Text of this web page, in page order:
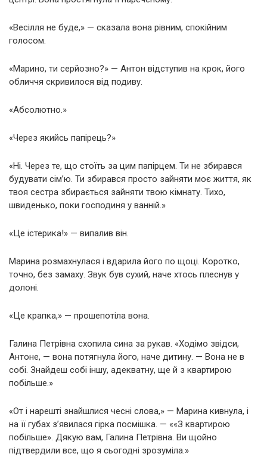
«Весілля не буде,» — сказала вона рівним, спокійним
голосом.
«Марино, ти серйозно?» — Антон відступив на крок, його
обличчя скривилося від подиву.
«Абсолютно.»
«Через якийсь папірець?»
«Ні. Через те, що стоїть за цим папірцем. Ти не збирався
будувати сім’ю. Ти збирався просто зайняти моє життя, як
твоя сестра збирається зайняти твою кімнату. Тихо,
швиденько, поки господиня у ванній.»
«Це істерика!» — випалив він.
Марина розмахнулася і вдарила його по щоці. Коротко,
точно, без замаху. Звук був сухий, наче хтось плеснув у
долоні.
«Це крапка,» — прошепотіла вона.
Галина Петрівна схопила сина за рукав. «Ходімо звідси,
Антоне, — вона потягнула його, наче дитину. — Вона не в
собі. Знайдеш собі іншу, адекватну, ще й з квартирою
побільше.»
«От і нарешті знайшлися чесні слова,» — Марина кивнула, і
на її губах з’явилася гірка посмішка. — ««З квартирою
побільше». Дякую вам, Галина Петрівна. Ви щойно
підтвердили все, що я сьогодні зрозуміла.»